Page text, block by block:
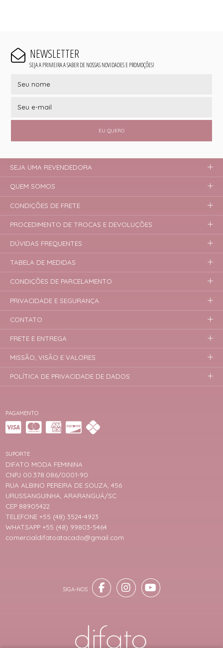
NEWSLETTER
SEJA A PRIMEIRA A SABER DE NOSSAS NOVIDADES E PROMOÇÕES!
EU QUERO
PAGAMENTO
SUPORTE
DIFATO MODA FEMININA
CNPJ 00.378.086/0001-90
RUA ALBINO PEREIRA DE SOUZA, 456
URUSSANGUINHA, ARARANGUÁ/SC
CEP 88905422
TELEFONE +55 (48) 3524-4923
WHATSAPP +55 (48) 99803-5464
comercialdifatoatacado@gmail.com
SEJA UMA REVENDEDORA
QUEM SOMOS
CONDIÇÕES DE FRETE
PROCEDIMENTO DE TROCAS E DEVOLUÇÕES
DÚVIDAS FREQUENTES
TABELA DE MEDIDAS
CONDIÇÕES DE PARCELAMENTO
PRIVACIDADE E SEGURANÇA
CONTATO
FRETE E ENTREGA
MISSÃO, VISÃO E VALORES
POLÍTICA DE PRIVACIDADE DE DADOS